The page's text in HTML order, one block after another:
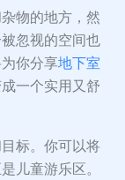
物的地方，然
忽视的空间也
你分享地下室
一个实用又舒
标。你可以将
儿童游乐区。